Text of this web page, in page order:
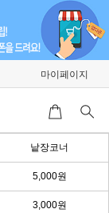
마이페이지
낱장코너
5,000원
3,000원